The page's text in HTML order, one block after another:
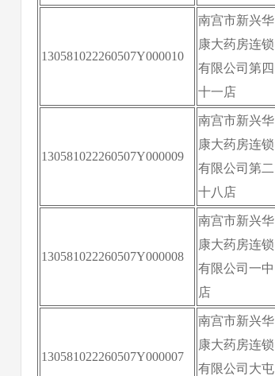
130581022260507Y000010
南宫市新兴华
康大药房连锁
有限公司第四
十一店
130581022260507Y000009
南宫市新兴华
康大药房连锁
有限公司第二
十八店
130581022260507Y000008
南宫市新兴华
康大药房连锁
有限公司一中
店
130581022260507Y000007
南宫市新兴华
康大药房连锁
有限公司大屯